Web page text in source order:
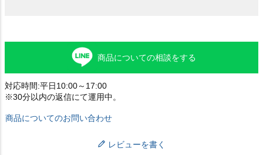
商品についての相談をする
対応時間:平日10:00～17:00
※30分以内の返信にて運用中。
商品についてのお問い合わせ
レビューを書く